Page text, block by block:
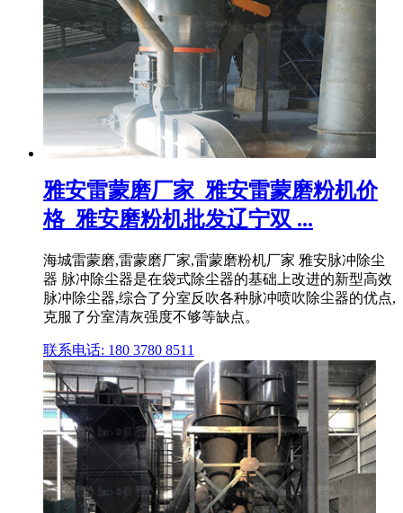
雅安雷蒙磨厂家_雅安雷蒙磨粉机价
格_雅安磨粉机批发辽宁双 ...
海城雷蒙磨,雷蒙磨厂家,雷蒙磨粉机厂家 雅安脉冲除尘
器 脉冲除尘器是在袋式除尘器的基础上改进的新型高效
脉冲除尘器,综合了分室反吹各种脉冲喷吹除尘器的优点,
克服了分室清灰强度不够等缺点。
联系电话: 180 3780 8511